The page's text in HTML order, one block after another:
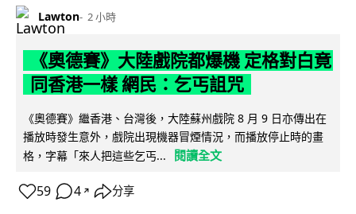
Lawton 2 小時
《奧德賽》大陸戲院都爆機 定格對白竟
同香港一樣 網民：乞丐詛咒
《奧德賽》繼香港、台灣後，大陸蘇州戲院 8 月 9 日亦傳出在
播放時發生意外，戲院出現機器冒煙情況，而播放停止時的畫
格，字幕「來人把這些乞丐...
閱讀全文
59 4 ↗ 分享